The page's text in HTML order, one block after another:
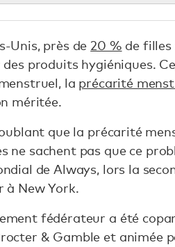
Unis, près de 20 % de filles
des produits hygiéniques.
la précarité
méritée.
que la précarité
ne sachent pas que ce
de Always, lors la
à New York.
fédérateur a été
& Gamble et animée